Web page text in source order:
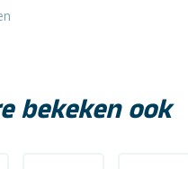
bekeken ook